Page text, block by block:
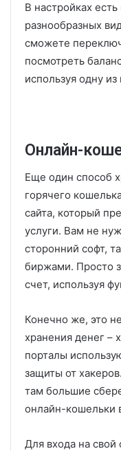
В настройках
разнообразных
сможете
посмотреть
используя одну из
Онлайн-
Еще один способ
горячего
сайта, который
услуги. Вам не
сторонний софт,
биржами. Просто
счет, используя
Конечно же, это
хранения денег –
порталы
защиты от
там большие
онлайн-кошельки
Для входа на